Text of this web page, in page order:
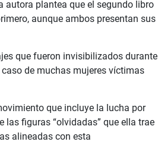
autora plantea que el segundo libro
aunque ambos presentan sus
que fueron invisibilizados durante
de muchas mujeres víctimas
que incluye la lucha por
las figuras “olvidadas” que ella trae
alineadas con esta